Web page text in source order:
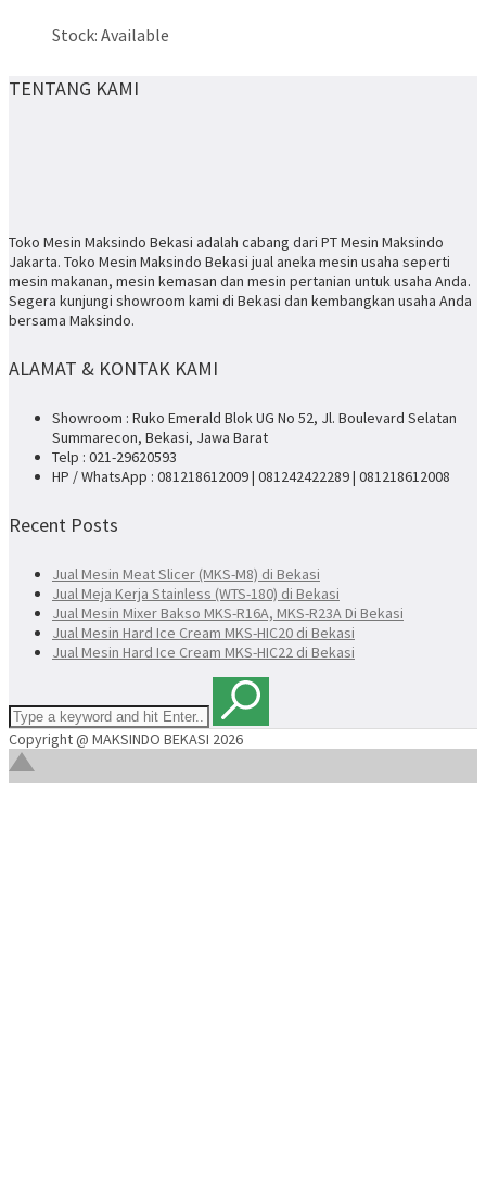
Stock: Available
TENTANG KAMI
Toko Mesin Maksindo Bekasi adalah cabang dari PT Mesin Maksindo
Jakarta. Toko Mesin Maksindo Bekasi jual aneka mesin usaha seperti
mesin makanan, mesin kemasan dan mesin pertanian untuk usaha Anda.
Segera kunjungi showroom kami di Bekasi dan kembangkan usaha Anda
bersama Maksindo.
ALAMAT & KONTAK KAMI
Showroom : Ruko Emerald Blok UG No 52, Jl. Boulevard Selatan
Summarecon, Bekasi, Jawa Barat
Telp : 021-29620593
HP / WhatsApp : 081218612009 | 081242422289 | 081218612008
Recent Posts
Jual Mesin Meat Slicer (MKS-M8) di Bekasi
Jual Meja Kerja Stainless (WTS-180) di Bekasi
Jual Mesin Mixer Bakso MKS-R16A, MKS-R23A Di Bekasi
Jual Mesin Hard Ice Cream MKS-HIC20 di Bekasi
Jual Mesin Hard Ice Cream MKS-HIC22 di Bekasi
Copyright @ MAKSINDO BEKASI 2026